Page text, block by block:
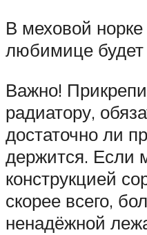
В меховой
любимице
Важно!
радиатору,
достаточно ли
держится. Если
конструкцией
скорее всего,
ненадёжной